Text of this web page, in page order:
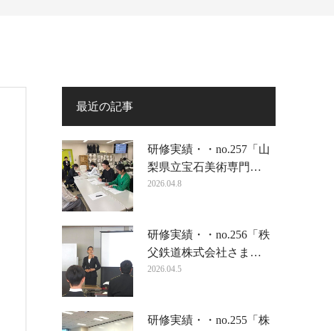
最近の記事
研修実績・・no.257「山
梨県立宝石美術専門…
2026.04.8
研修実績・・no.256「秩
父鉄道株式会社さま…
2026.04.5
研修実績・・no.255「株